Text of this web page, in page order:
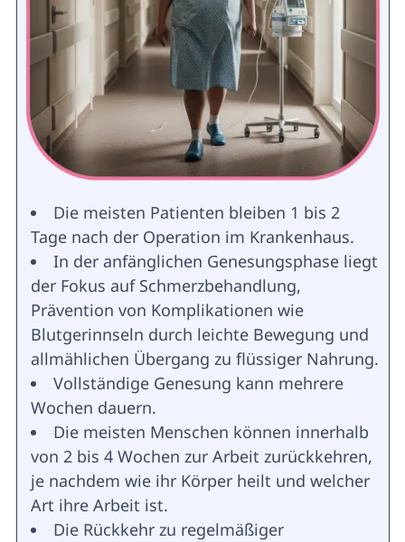
Die meisten Patienten bleiben 1 bis 2
Tage nach der Operation im Krankenhaus.
In der anfänglichen Genesungsphase liegt
der Fokus auf Schmerzbehandlung,
Prävention von Komplikationen wie
Blutgerinnseln durch leichte Bewegung und
allmählichen Übergang zu flüssiger Nahrung.
Vollständige Genesung kann mehrere
Wochen dauern.
Die meisten Menschen können innerhalb
von 2 bis 4 Wochen zur Arbeit zurückkehren,
je nachdem wie ihr Körper heilt und welcher
Art ihre Arbeit ist.
Die Rückkehr zu regelmäßiger